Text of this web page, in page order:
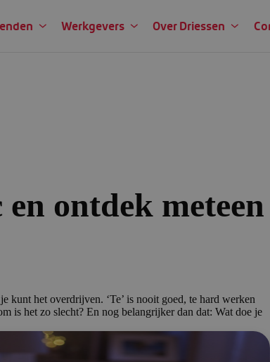
Werkgevers Over Driessen
ontdek meteen
kunt het overdrijven. ‘Te’ is nooit goed, te hard werken
is het zo slecht? En nog belangrijker dan dat: Wat doe je